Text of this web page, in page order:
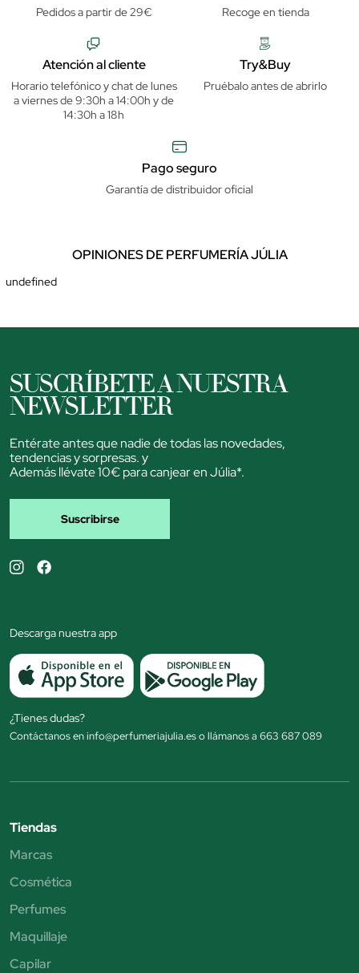
Pedidos a partir de 29€ Recoge en tienda
Atención al cliente
Horario telefónico y chat de lunes
a viernes de 9:30h a 14:00h y de
14:30h a 18h
Try&Buy
Pruébalo antes de abrirlo
Pago seguro
Garantía de distribuidor oficial
OPINIONES DE PERFUMERÍA JÚLIA
undefined
SUSCRÍBETE A NUESTRA
NEWSLETTER
Entérate antes que nadie de todas las novedades,
tendencias y sorpresas. y
Además llévate 10€ para canjear en Júlia*.
Suscribirse
Descarga nuestra app
¿Tienes dudas?
Contáctanos en info@perfumeriajulia.es o llámanos a 663 687 089
Tiendas
Marcas
Cosmética
Perfumes
Maquillaje
Capilar